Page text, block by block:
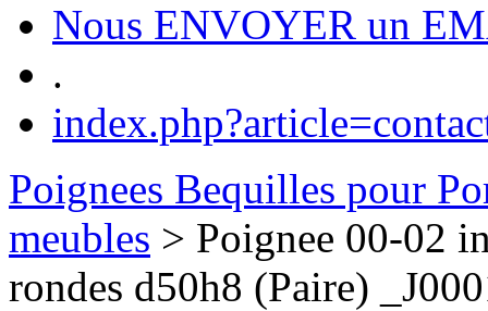
Nous ENVOYER un
.
Poignees Bequilles pour
meubles > Poignee 00-02
rondes d50h8 (Paire)